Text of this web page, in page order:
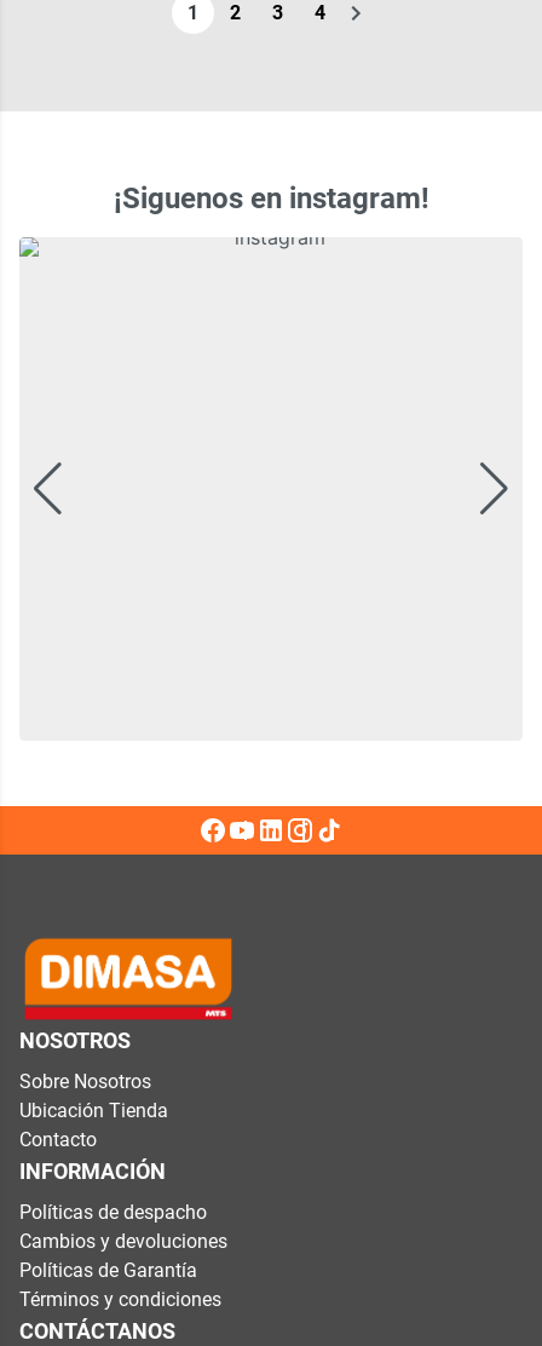
1 2 3 4
¡Siguenos en instagram!
NOSOTROS
Sobre Nosotros
Ubicación Tienda
Contacto
INFORMACIÓN
Políticas de despacho
Cambios y devoluciones
Políticas de Garantía
Términos y condiciones
CONTÁCTANOS